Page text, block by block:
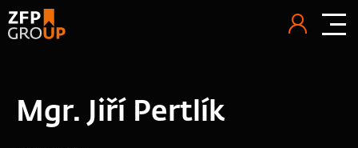
Mgr. Jiří Pertlík